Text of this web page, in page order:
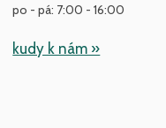
po - pá: 7:00 - 16:00
kudy k nám »